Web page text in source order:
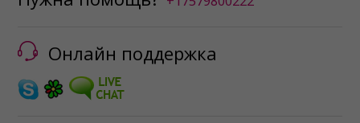
Онлайн поддержка